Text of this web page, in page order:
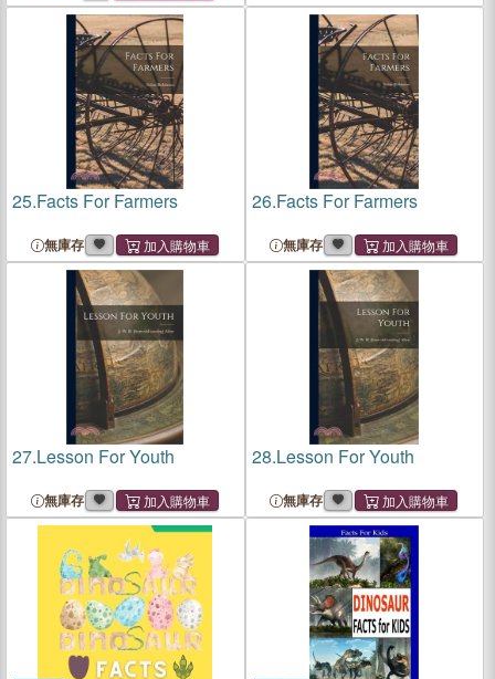
25.Facts For Farmers
無庫存
26.Facts For Farmers
無庫存
27.Lesson For Youth
無庫存
28.Lesson For Youth
無庫存